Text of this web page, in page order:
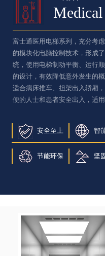
富士通医用电梯系列，充分考
的模块化电脑控制技术，形成
统，使用电梯制动平衡、运行
的设计，有效降低意外发生的
适合病床推车、担架出入轿厢
便的人士和患者安全出入，适用
安全至上 智
节能环保 坚